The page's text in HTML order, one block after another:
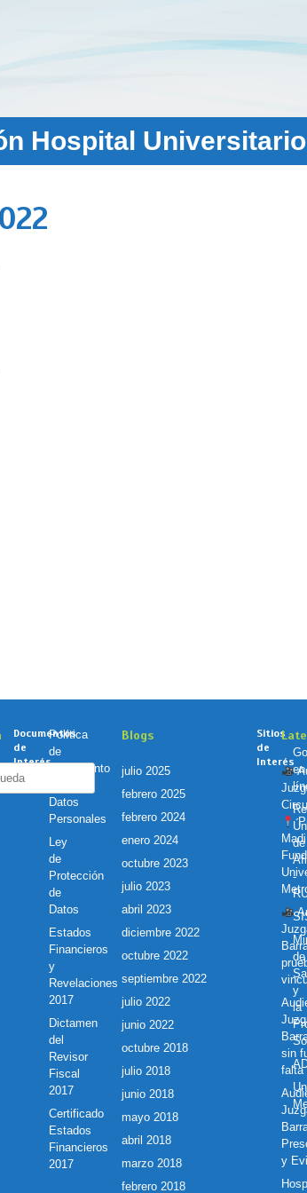
Hospital
Documentos
de
Interés
Política
de
Tratamiento
Datos
Personales
Ley
de
Protección
de
Datos
Estados
Financieros
y
Revelaciones
2017
Dictamen
del
Revisor
Fiscal
2017
Certificado
Estados
Financieros
2017
Sitios
de
Interés
en
de
-
de
y
la
Blogs
julio 2025
febrero 2025
febrero 2024
enero 2024
octubre 2023
julio 2023
abril 2023
diciembre 2022
octubre 2022
septiembre 2022
julio 2022
junio 2022
octubre 2018
julio 2018
junio 2018
mayo 2018
abril 2018
marzo 2018
febrero 2018
sin
falta
y